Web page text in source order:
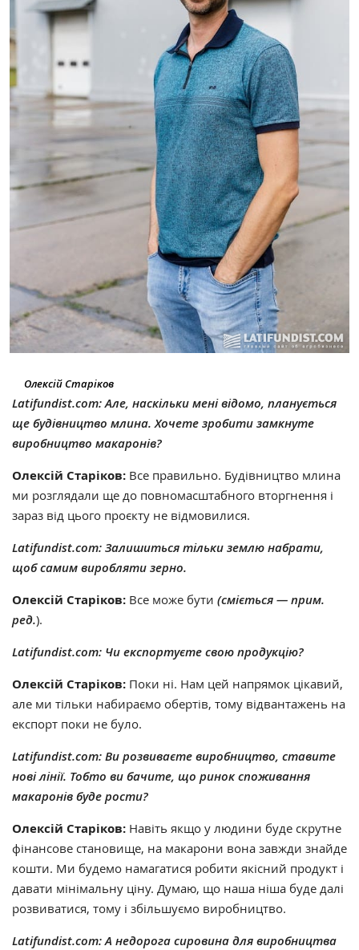
Олексій Старіков
Latifundist.com: Але, наскільки мені відомо, планується
ще будівництво млина. Хочете зробити замкнуте
виробництво макаронів?
Олексій Старіков: Все правильно. Будівництво млина
ми розглядали ще до повномасштабного вторгнення і
зараз від цього проєкту не відмовилися.
Latifundist.com: Залишиться тільки землю набрати,
щоб самим виробляти зерно.
Олексій Старіков: Все може бути (сміється — прим.
ред.).
Latifundist.com: Чи експортуєте свою продукцію?
Олексій Старіков: Поки ні. Нам цей напрямок цікавий,
але ми тільки набираємо обертів, тому відвантажень на
експорт поки не було.
Latifundist.com: Ви розвиваєте виробництво, ставите
нові лінії. Тобто ви бачите, що ринок споживання
макаронів буде рости?
Олексій Старіков: Навіть якщо у людини буде скрутне
фінансове становище, на макарони вона завжди знайде
кошти. Ми будемо намагатися робити якісний продукт і
давати мінімальну ціну. Думаю, що наша ніша буде далі
розвиватися, тому і збільшуємо виробництво.
Latifundist.com: А недорога сировина для виробництва